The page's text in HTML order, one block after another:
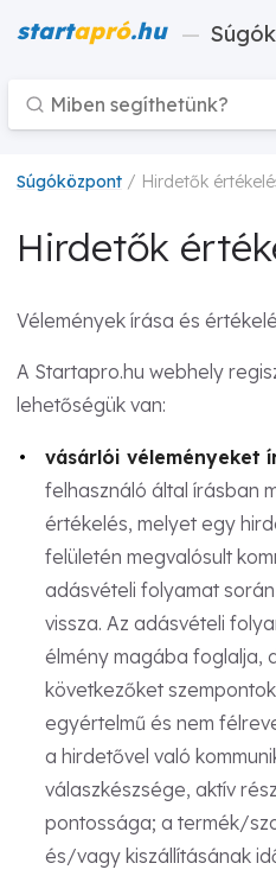
startapró.hu —
Súgóközpont / Hirdetők
Hirdetők
Vélemények írása és
A Startapro.hu webhely
lehetőségük van:
vásárlói véleményeket
felhasználó által írásban
értékelés, melyet egy
felületén megvalósult
adásvételi folyamat
vissza. Az adásvételi
élmény magába foglalja,
következőket
egyértelmű és nem
a hirdetővel való
válaszkészsége, aktív
pontossága; a termék/
és/vagy kiszállításának